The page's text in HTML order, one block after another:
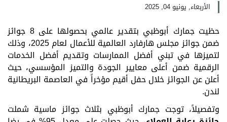
الأربعاء, يونيو 04, 2025
حظيت جمارك أبوظبي بتقدير عالمي بحصولها على8 جوائز
ضمن جوائز مجلس هارفارد العالمية للأعمال لعام 2025، وذلك
لتميزها في تبني أفضل الممارسات وتقديم أفضل الخدمات
الرقمية ضمن أعلى معايير الجودة والتميز المؤسسي، حيث
أعلن عن الجوائز خلال حفل أقيم مؤخراً في العاصمة البريطانية
لندن.
وتفصيلاً، توجت جمارك أبوظبي بثلاث جوائز ماسية شملت